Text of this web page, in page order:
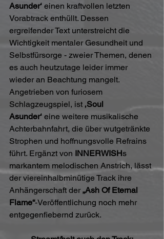
Asunder‘ einen kraftvollen letzten
Vorabtrack enthüllt. Dessen
ergreifender Text unterstreicht die
Wichtigkeit mentaler Gesundheit und
Selbstfürsorge - zweier Themen, denen
es auch heutzutage leider immer
wieder an Beachtung mangelt.
Angetrieben von furiosem
Schlagzeugspiel, ist ‚Soul
Asunder‘ eine weitere musikalische
Achterbahnfahrt, die über wutgetränkte
Strophen und hoffnungsvolle Refrains
führt. Ergänzt von INNERWISHs
markantem melodischen Anstrich, lässt
der viereinhalbminütige Track ihre
Anhängerschaft der „Ash Of Eternal
Flame“-Veröffentlichung noch mehr
entgegenfiebernd zurück.